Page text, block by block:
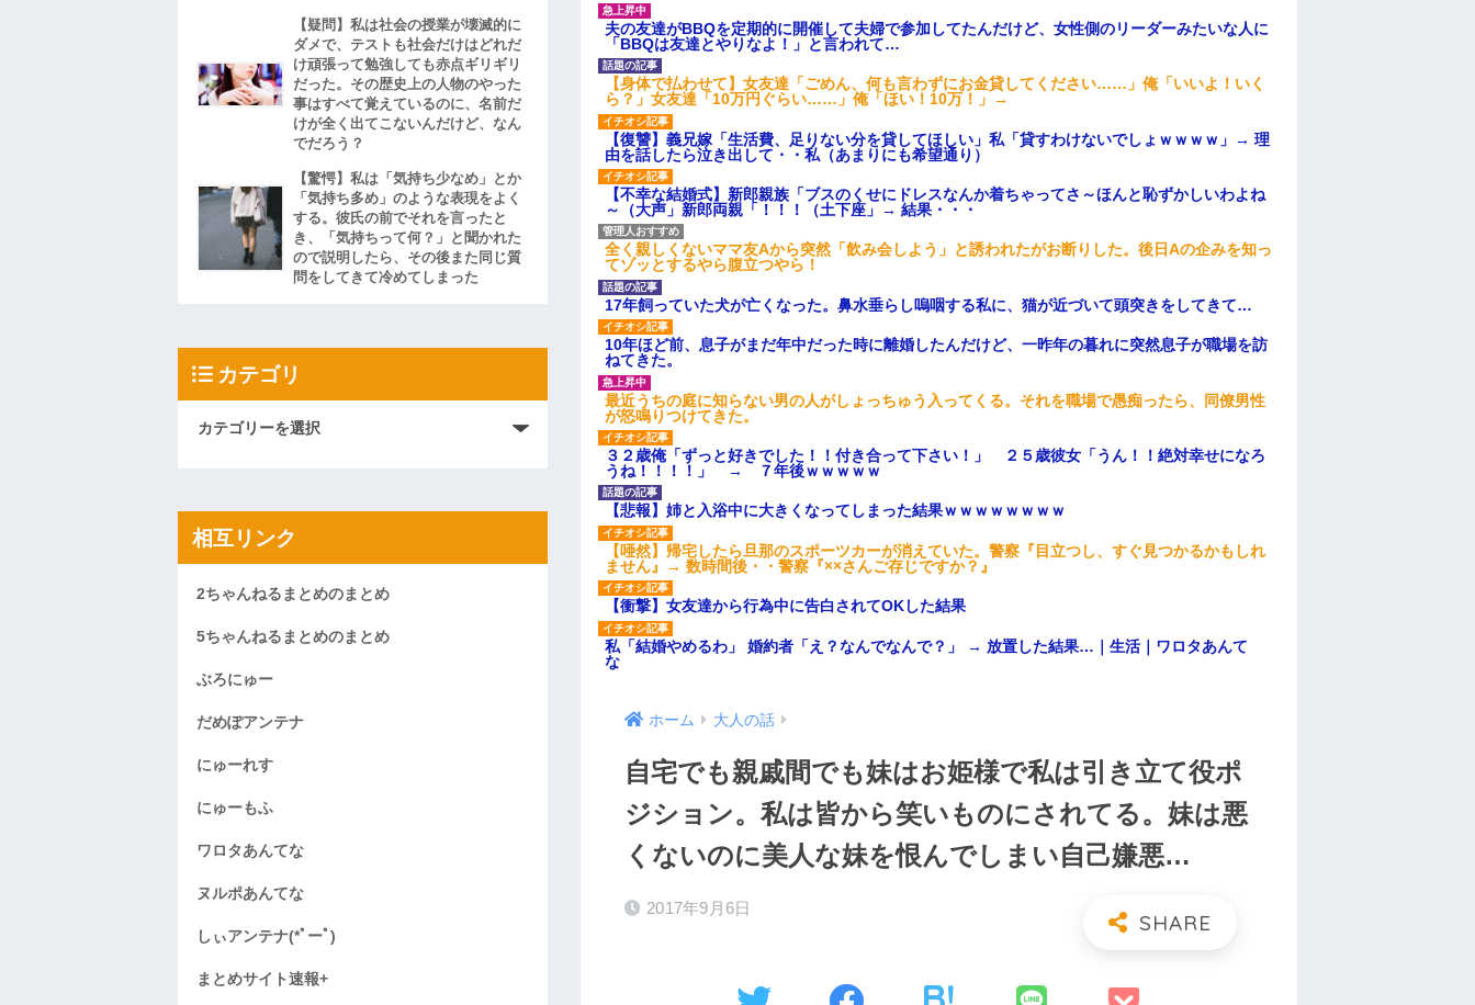
夫の友達がBBQを定期的に開催して夫婦で参加してたんだけど、女性側のリーダーみたいな人に
「BBQは友達とやりなよ！」と言われて…
【身体で払わせて】女友達「ごめん、何も言わずにお金貸してください……」俺「いいよ！いく
ら？」女友達「10万円ぐらい……」俺「ほい！10万！」→
【復讐】義兄嫁「生活費、足りない分を貸してほしい」私「貸すわけないでしょｗｗｗｗ」→ 理
由を話したら泣き出して・・私（あまりにも希望通り）
【不幸な結婚式】新郎親族「ブスのくせにドレスなんか着ちゃってさ～ほんと恥ずかしいわよね
～（大声」新郎両親「！！！（土下座」→ 結果・・・
全く親しくないママ友Aから突然「飲み会しよう」と誘われたがお断りした。後日Aの企みを知っ
てゾッとするやら腹立つやら！
17年飼っていた犬が亡くなった。鼻水垂らし嗚咽する私に、猫が近づいて頭突きをしてきて…
10年ほど前、息子がまだ年中だった時に離婚したんだけど、一昨年の暮れに突然息子が職場を訪
ねてきた。
最近うちの庭に知らない男の人がしょっちゅう入ってくる。それを職場で愚痴ったら、同僚男性
が怒鳴りつけてきた。
３２歳俺「ずっと好きでした！！付き合って下さい！」 ２５歳彼女「うん！！絶対幸せになろ
うね！！！！」 → ７年後ｗｗｗｗｗ
【悲報】姉と入浴中に大きくなってしまった結果ｗｗｗｗｗｗｗｗ
【唖然】帰宅したら旦那のスポーツカーが消えていた。警察『目立つし、すぐ見つかるかもしれ
ません』→ 数時間後・・警察『××さんご存じですか？』
【衝撃】女友達から行為中に告白されてOKした結果
私「結婚やめるわ」 婚約者「え？なんでなんで？」 → 放置した結果…｜生活｜ワロタあんて
な
ホーム 大人の話
自宅でも親戚間でも妹はお姫様で私は引き立て役ポ
ジション。私は皆から笑いものにされてる。妹は悪
くないのに美人な妹を恨んでしまい自己嫌悪…
2017年9月6日
【疑問】私は社会の授業が壊滅的に
ダメで、テストも社会だけはどれだ
け頑張って勉強しても赤点ギリギリ
だった。その歴史上の人物のやった
事はすべて覚えているのに、名前だ
けが全く出てこないんだけど、なん
でだろう？
【驚愕】私は「気持ち少なめ」とか
「気持ち多め」のような表現をよく
する。彼氏の前でそれを言ったと
き、「気持ちって何？」と聞かれた
ので説明したら、その後また同じ質
問をしてきて冷めてしまった
カテゴリ
相互リンク
2ちゃんねるまとめのまとめ
5ちゃんねるまとめのまとめ
ぶろにゅー
だめぽアンテナ
にゅーれす
にゅーもふ
ワロタあんてな
ヌルポあんてな
しぃアンテナ(*ﾟーﾟ)
まとめサイト速報+